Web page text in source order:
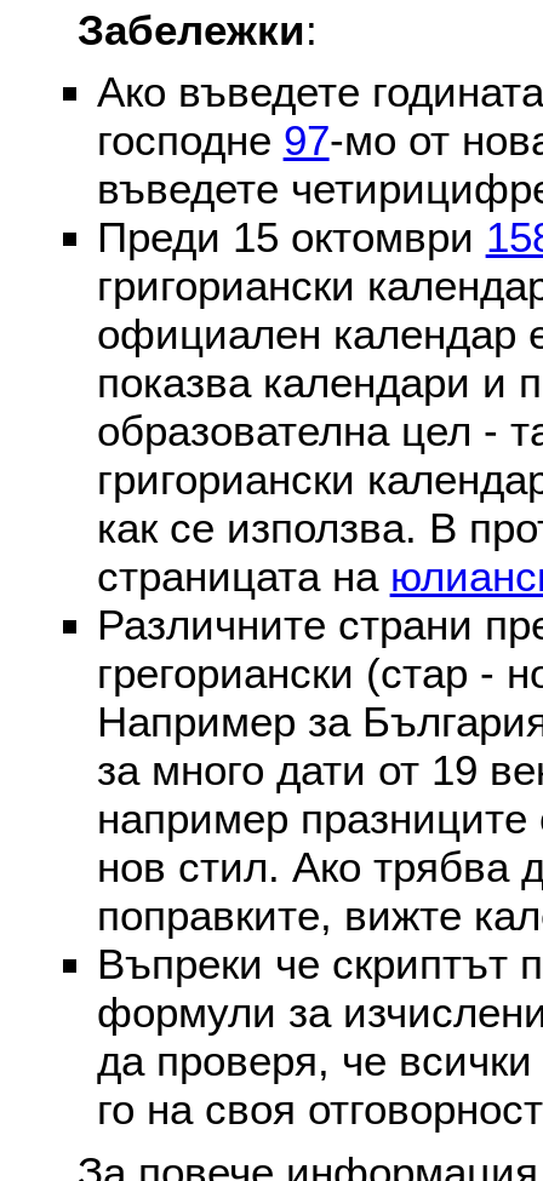
Забележки:
Ако въведете
господне 97-мо от
въведете
Преди 15 октомври
григориански
официален календар
показва календари и
образователна цел -
григориански
как се използва. В
страницата на
Различните страни
грегориански (стар -
Например за
за много дати от 19
например празниците
нов стил. Ако трябва
поправките, вижте
Въпреки че скриптът
формули за
да проверя, че
го на своя